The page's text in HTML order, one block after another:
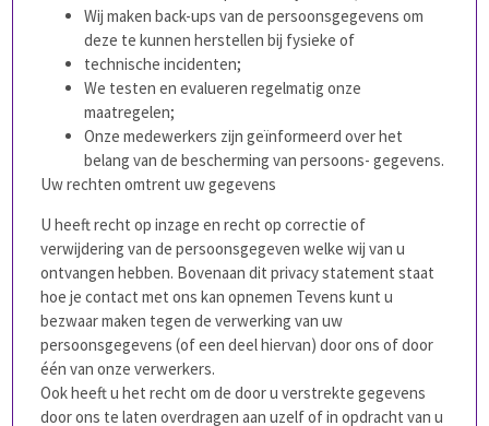
Wij maken back-ups van de persoonsgegevens om
deze te kunnen herstellen bij fysieke of
technische incidenten;
We testen en evalueren regelmatig onze
maatregelen;
Onze medewerkers zijn geïnformeerd over het
belang van de bescherming van persoons- gegevens.
Uw rechten omtrent uw gegevens
U heeft recht op inzage en recht op correctie of
verwijdering van de persoonsgegeven welke wij van u
ontvangen hebben. Bovenaan dit privacy statement staat
hoe je contact met ons kan opnemen Tevens kunt u
bezwaar maken tegen de verwerking van uw
persoonsgegevens (of een deel hiervan) door ons of door
één van onze verwerkers.
Ook heeft u het recht om de door u verstrekte gegevens
door ons te laten overdragen aan uzelf of in opdracht van u